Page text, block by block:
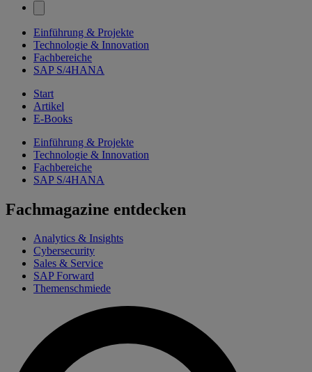
Einführung & Projekte
Technologie & Innovation
Fachbereiche
SAP S/4HANA
Start
Artikel
E-Books
Einführung & Projekte
Technologie & Innovation
Fachbereiche
SAP S/4HANA
Fachmagazine entdecken
Analytics & Insights
Cybersecurity
Sales & Service
SAP Forward
Themenschmiede